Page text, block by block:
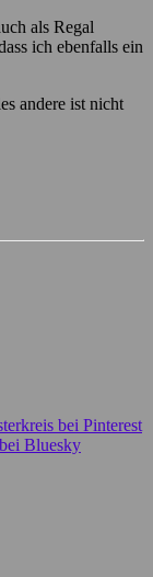
als Regal
ich ebenfalls ein
andere ist nicht